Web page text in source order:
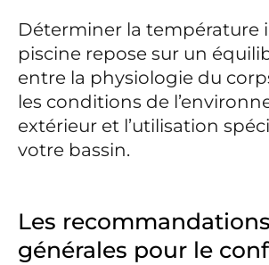
Déterminer la température
piscine repose sur un
entre la physiologie du
les conditions de
extérieur et l’utilisation
votre bassin.
Les recommandations
générales pour le